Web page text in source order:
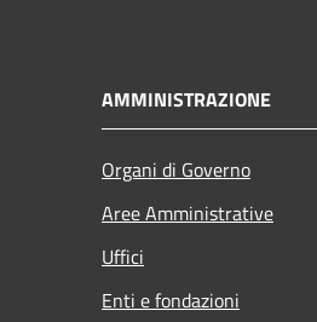
AMMINISTRAZIONE
Organi di Governo
Aree Amministrative
Uffici
Enti e fondazioni